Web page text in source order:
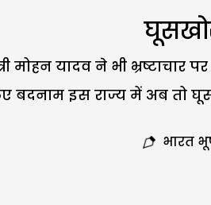
मोहन यादव ने भी भ्रष्टाचार
बदनाम इस राज्य में अब तो
भारत